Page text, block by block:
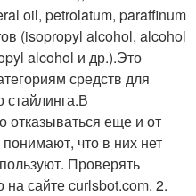
oil, petrolatum, paraffinum
(isopropyl alcohol, alcohol
alcohol и др.).Это
средств для
стайлинга.В
отказываться еще и от
что в них нет
Проверять
сайте curlsbot.com. 2.